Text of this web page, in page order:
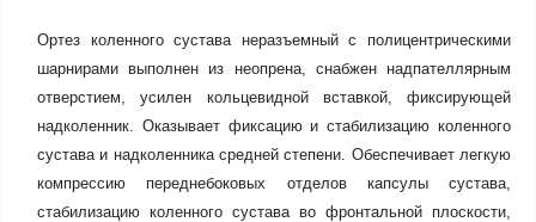
Ортез коленного сустава неразъемный с полицентрическими
шарнирами выполнен из неопрена, снабжен надпателлярным
отверстием, усилен кольцевидной вставкой, фиксирующей
надколенник. Оказывает фиксацию и стабилизацию коленного
сустава и надколенника средней степени. Обеспечивает легкую
компрессию переднебоковых отделов капсулы сустава,
стабилизацию коленного сустава во фронтальной плоскости,